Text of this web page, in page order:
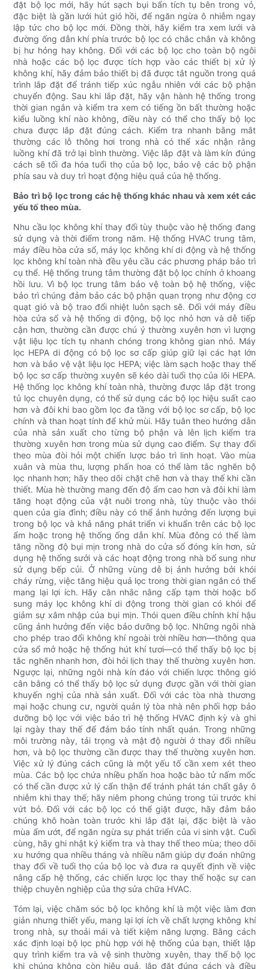
đặt bộ lọc mới, hãy hút sạch bụi bẩn tích tụ bên trong vỏ,
đặc biệt là gần lưới hút gió hồi, để ngăn ngừa ô nhiễm ngay
lập tức cho bộ lọc mới. Đồng thời, hãy kiểm tra xem lưới và
đường ống dẫn khí phía trước bộ lọc có chắc chắn và không
bị hư hỏng hay không. Đối với các bộ lọc cho toàn bộ ngôi
nhà hoặc các bộ lọc được tích hợp vào các thiết bị xử lý
không khí, hãy đảm bảo thiết bị đã được tắt nguồn trong quá
trình lắp đặt để tránh tiếp xúc ngẫu nhiên với các bộ phận
chuyển động. Sau khi lắp đặt, hãy vận hành hệ thống trong
thời gian ngắn và kiểm tra xem có tiếng ồn bất thường hoặc
kiểu luồng khí nào không, điều này có thể cho thấy bộ lọc
chưa được lắp đặt đúng cách. Kiểm tra nhanh bằng mắt
thường các lỗ thông hơi trong nhà có thể xác nhận rằng
luồng khí đã trở lại bình thường. Việc lắp đặt và làm kín đúng
cách sẽ tối đa hóa tuổi thọ của bộ lọc, bảo vệ các bộ phận
phía sau và duy trì hoạt động hiệu quả của hệ thống.
Bảo trì bộ lọc trong các hệ thống khác nhau và xem xét các
yếu tố theo mùa.
Nhu cầu lọc không khí thay đổi tùy thuộc vào hệ thống đang
sử dụng và thời điểm trong năm. Hệ thống HVAC trung tâm,
máy điều hòa cửa sổ, máy lọc không khí di động và hệ thống
lọc không khí toàn nhà đều yêu cầu các phương pháp bảo trì
cụ thể. Hệ thống trung tâm thường đặt bộ lọc chính ở khoang
hồi lưu. Vì bộ lọc trung tâm bảo vệ toàn bộ hệ thống, việc
bảo trì chúng đảm bảo các bộ phận quan trọng như động cơ
quạt gió và bộ trao đổi nhiệt luôn sạch sẽ. Đối với máy điều
hòa cửa sổ và hệ thống di động, bộ lọc nhỏ hơn và dễ tiếp
cận hơn, thường cần được chú ý thường xuyên hơn vì lượng
vật liệu lọc tích tụ nhanh chóng trong không gian nhỏ. Máy
lọc HEPA di động có bộ lọc sơ cấp giúp giữ lại các hạt lớn
hơn và bảo vệ vật liệu lọc HEPA; việc làm sạch hoặc thay thế
bộ lọc sơ cấp thường xuyên sẽ kéo dài tuổi thọ của lõi HEPA.
Hệ thống lọc không khí toàn nhà, thường được lắp đặt trong
tủ lọc chuyên dụng, có thể sử dụng các bộ lọc hiệu suất cao
hơn và đôi khi bao gồm lọc đa tầng với bộ lọc sơ cấp, bộ lọc
chính và than hoạt tính để khử mùi. Hãy tuân theo hướng dẫn
của nhà sản xuất cho từng bộ phận và lên lịch kiểm tra
thường xuyên hơn trong mùa sử dụng cao điểm. Sự thay đổi
theo mùa đòi hỏi một chiến lược bảo trì linh hoạt. Vào mùa
xuân và mùa thu, lượng phấn hoa có thể làm tắc nghẽn bộ
lọc nhanh hơn; hãy theo dõi chặt chẽ hơn và thay thế khi cần
thiết. Mùa hè thường mang đến độ ẩm cao hơn và đôi khi làm
tăng hoạt động của vật nuôi trong nhà, tùy thuộc vào thói
quen của gia đình; điều này có thể ảnh hưởng đến lượng bụi
trong bộ lọc và khả năng phát triển vi khuẩn trên các bộ lọc
ẩm hoặc trong hệ thống ống dẫn khí. Mùa đông có thể làm
tăng nồng độ bụi mịn trong nhà do cửa sổ đóng kín hơn, sử
dụng hệ thống sưởi và các hoạt động trong nhà bổ sung như
sử dụng bếp củi. Ở những vùng dễ bị ảnh hưởng bởi khói
cháy rừng, việc tăng hiệu quả lọc trong thời gian ngắn có thể
mang lại lợi ích. Hãy cân nhắc nâng cấp tạm thời hoặc bổ
sung máy lọc không khí di động trong thời gian có khói để
giảm sự xâm nhập của bụi mịn. Thói quen điều chỉnh khí hậu
cũng ảnh hưởng đến việc bảo dưỡng bộ lọc. Những ngôi nhà
cho phép trao đổi không khí ngoài trời nhiều hơn—thông qua
cửa sổ mở hoặc hệ thống hút khí tươi—có thể thấy bộ lọc bị
tắc nghẽn nhanh hơn, đòi hỏi lịch thay thế thường xuyên hơn.
Ngược lại, những ngôi nhà kín đáo với chiến lược thông gió
cân bằng có thể thấy bộ lọc sử dụng được gần với thời gian
khuyến nghị của nhà sản xuất. Đối với các tòa nhà thương
mại hoặc chung cư, người quản lý tòa nhà nên phối hợp bảo
dưỡng bộ lọc với việc bảo trì hệ thống HVAC định kỳ và ghi
lại ngày thay thế để đảm bảo tính nhất quán. Trong những
môi trường này, tải trọng và mật độ người ở thay đổi nhiều
hơn, và bộ lọc thường cần được thay thế thường xuyên hơn.
Việc xử lý đúng cách cũng là một yếu tố cần xem xét theo
mùa. Các bộ lọc chứa nhiều phấn hoa hoặc bào tử nấm mốc
có thể cần được xử lý cẩn thận để tránh phát tán chất gây ô
nhiễm khi thay thế; hãy niêm phong chúng trong túi trước khi
vứt bỏ. Đối với các bộ lọc có thể giặt được, hãy đảm bảo
chúng khô hoàn toàn trước khi lắp đặt lại, đặc biệt là vào
mùa ẩm ướt, để ngăn ngừa sự phát triển của vi sinh vật. Cuối
cùng, hãy ghi nhật ký kiểm tra và thay thế theo mùa; theo dõi
xu hướng qua nhiều tháng và nhiều năm giúp dự đoán những
thay đổi về tuổi thọ của bộ lọc và đưa ra quyết định về việc
nâng cấp hệ thống, các chiến lược lọc thay thế hoặc sự can
thiệp chuyên nghiệp của thợ sửa chữa HVAC.
Tóm lại, việc chăm sóc bộ lọc không khí là một việc làm đơn
giản nhưng thiết yếu, mang lại lợi ích về chất lượng không khí
trong nhà, sự thoải mái và tiết kiệm năng lượng. Bằng cách
xác định loại bộ lọc phù hợp với hệ thống của bạn, thiết lập
quy trình kiểm tra và vệ sinh thường xuyên, thay thế bộ lọc
khi chúng không còn hiệu quả, lắp đặt đúng cách và điều